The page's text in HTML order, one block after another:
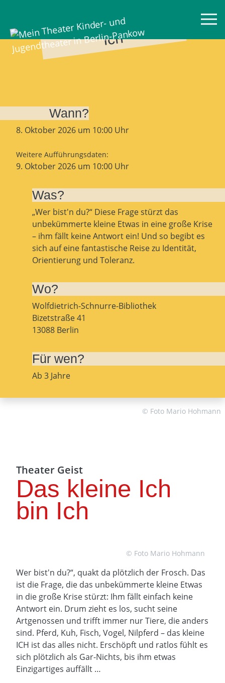
Wann?
8. Oktober 2026 um 10:00 Uhr
Weitere Aufführungsdaten:
9. Oktober 2026 um 10:00 Uhr
D
as kl
ei
n
e Ic
h
bi
n
Ic
h
Was?
„Wer bist'n du?“ Diese Frage stürzt das
unbekümmerte kleine Etwas in eine große Krise
– ihm fällt keine Antwort ein! Und so begibt es
sich auf eine fantastische Reise zu Identität,
Orientierung und Toleranz.
Wo?
Wolfdietrich-Schnurre-Bibliothek
Bizetstraße 41
13088 Berlin
Für wen?
Ab 3 Jahre
© Foto Mario Hohmann
Theater Geist
Das kleine Ich
bin Ich
© Foto Mario Hohmann
Wer bist'n du?“, quakt da plötzlich der Frosch. Das
ist die Frage, die das unbekümmerte kleine Etwas
in die große Krise stürzt: Ihm fällt einfach keine
Antwort ein. Drum zieht es los, sucht seine
Artgenossen und trifft immer nur Tiere, die anders
sind. Pferd, Kuh, Fisch, Vogel, Nilpferd – das kleine
ICH ist das alles nicht. Erschöpft und ratlos fühlt es
sich plötzlich als Gar-Nichts, bis ihm etwas
Einzigartiges auffällt …